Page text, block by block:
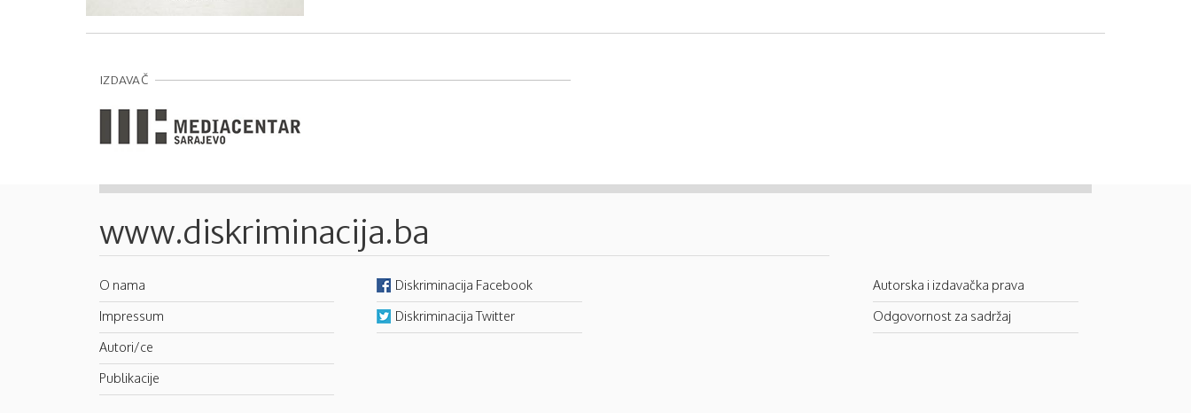
IZDAVAČ
www.diskriminacija.ba
O nama
Impressum
Autori/ce
Publikacije
Diskriminacija Facebook
Diskriminacija Twitter
Autorska i izdavačka prava
Odgovornost za sadržaj